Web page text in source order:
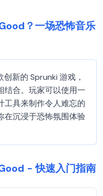
？一场恐怖音乐
新的 Sprunki 游戏，
结合。玩家可以使用一
工具来制作令人难忘的
在沉浸于恐怖氛围体验
- 快速入门指南